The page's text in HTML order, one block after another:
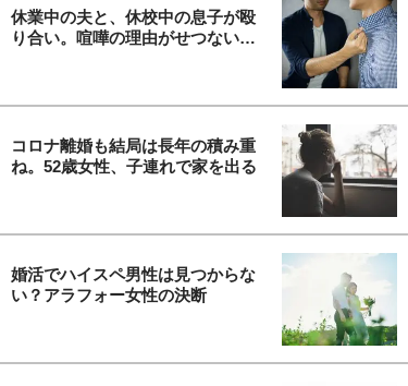
休業中の夫と、休校中の息子が殴
り合い。喧嘩の理由がせつない…
コロナ離婚も結局は長年の積み重
ね。52歳女性、子連れで家を出る
婚活でハイスペ男性は見つからな
い？アラフォー女性の決断